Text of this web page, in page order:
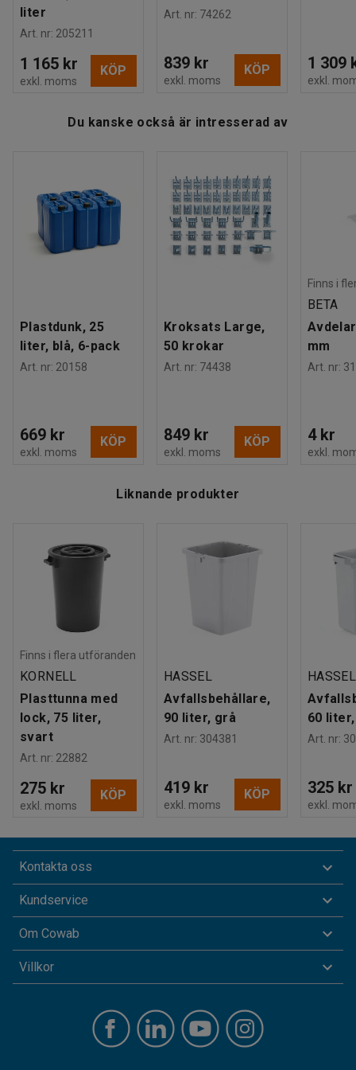
liter
Art. nr: 205211
1 165 kr
exkl. moms
KÖP
Art. nr: 74262
839 kr
exkl. moms
KÖP 1 309
exkl.
Du kanske också är intresserad av
Plastdunk, 25
liter, blå, 6-pack
Art. nr: 20158
669 kr
exkl. moms
KÖP
Kroksats Large,
50 krokar
Art. nr: 74438
849 kr
exkl. moms
KÖP
Finns i
BETA
mm
Art. nr:
4 kr
exkl.
Liknande produkter
Finns i flera utföranden
KORNELL
Plasttunna med
lock, 75 liter,
svart
Art. nr: 22882
275 kr
exkl. moms
KÖP
HASSEL
Avfallsbehållare,
90 liter, grå
Art. nr: 304381
419 kr
exkl. moms
KÖP
HASSEL
60
Art. nr:
325 kr
exkl.
Kontakta oss
Kundservice
Om Cowab
Villkor